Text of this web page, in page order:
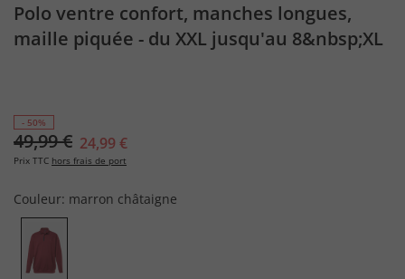
Polo ventre confort, manches longues,
maille piquée - du XXL jusqu'au 8&nbsp;XL
- 50%
49,99 € 24,99 €
Prix TTC hors frais de port
Couleur: marron châtaigne